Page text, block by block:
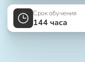
Срок обучения
144 часа